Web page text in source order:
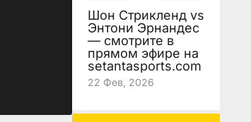
Шон Стрикленд vs
Энтони Эрнандес
— смотрите в
прямом эфире на
setantasports.com
22 Фев, 2026